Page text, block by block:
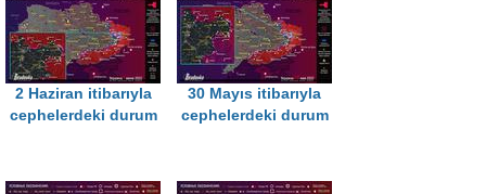
2 Haziran itibarıyla
cephelerdeki durum
30 Mayıs itibarıyla
cephelerdeki durum